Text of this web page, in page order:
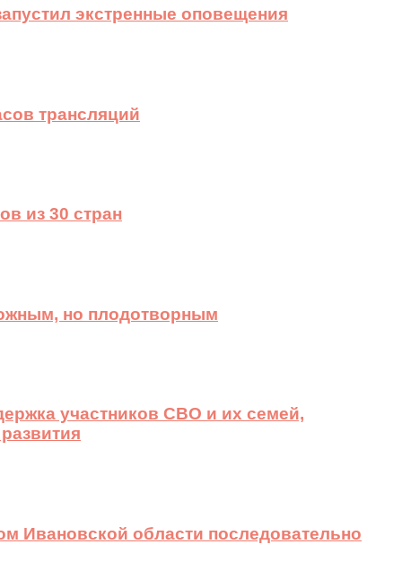
экстренные оповещения
трансляций
из 30 стран
но плодотворным
участников СВО и их семей,
Ивановской области последовательно